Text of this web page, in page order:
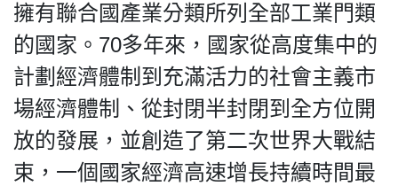
擁有聯合國產業分類所列全部工業門類
的國家。70多年來，國家從高度集中的
計劃經濟體制到充滿活力的社會主義市
場經濟體制、從封閉半封閉到全方位開
放的發展，並創造了第二次世界大戰結
束，一個國家經濟高速增長持續時間最